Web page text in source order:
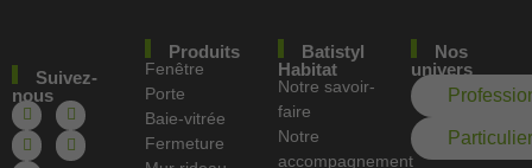
Suivez-
nous
Produits
Fenêtre
Porte
Baie-vitrée
Fermeture
Batistyl
Habitat
Notre savoir-
faire
Notre
accompagnement
Nos
univers